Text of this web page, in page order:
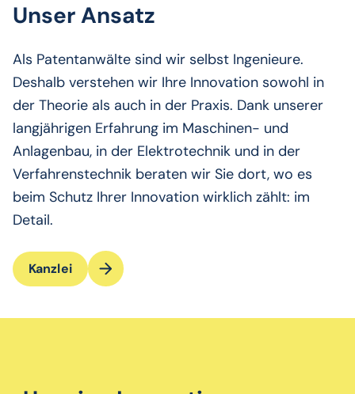
Unser Ansatz
Als Patentanwälte sind wir selbst Ingenieure.
Deshalb verstehen wir Ihre Innovation sowohl in
der Theorie als auch in der Praxis. Dank unserer
langjährigen Erfahrung im Maschinen- und
Anlagenbau, in der Elektrotechnik und in der
Verfahrenstechnik beraten wir Sie dort, wo es
beim Schutz Ihrer Innovation wirklich zählt: im
Detail.
Kanzlei